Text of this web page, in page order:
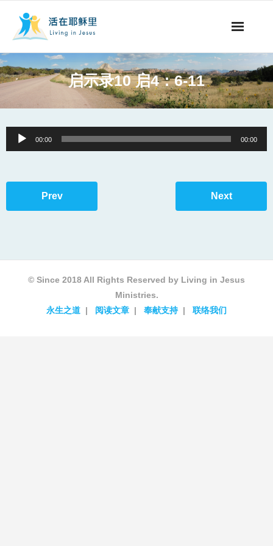
事工概要
阅读文章
启示录10 启4：6-11
Audio
Player
00:00 00:00
Prev Next
© Since 2018 All Rights Reserved by Living in Jesus
Ministries.
永生之道
阅读文章 奉献支持 联络我们